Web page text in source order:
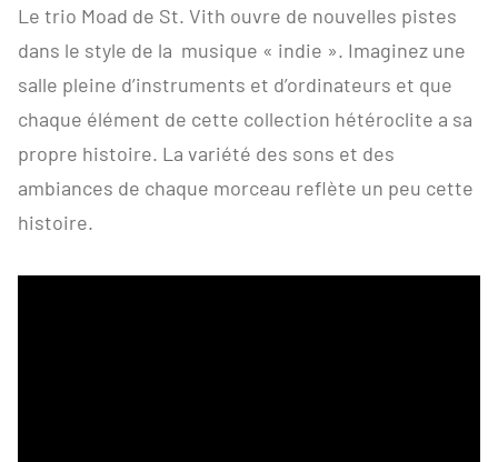
Le trio Moad de St. Vith ouvre de nouvelles pistes
dans le style de la musique « indie ». Imaginez une
salle pleine d’instruments et d’ordinateurs et que
chaque élément de cette collection hétéroclite a sa
propre histoire. La variété des sons et des
ambiances de chaque morceau reflète un peu cette
histoire.